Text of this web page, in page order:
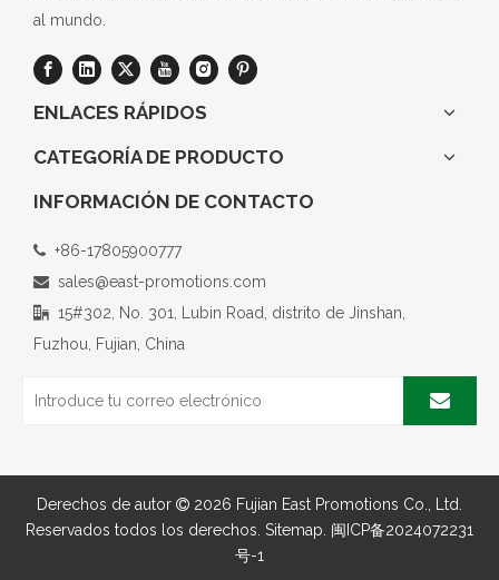
al mundo.
ENLACES RÁPIDOS
CATEGORÍA DE PRODUCTO
INFORMACIÓN DE CONTACTO
 +86-17805900777
 sales@east-promotions.com
 15#302, No. 301, Lubin Road, distrito de Jinshan,
Fuzhou, Fujian, China
Derechos de autor  2026 Fujian East Promotions Co., Ltd.
Reservados todos los derechos. Sitemap 闽ICP备2024072231
号-1